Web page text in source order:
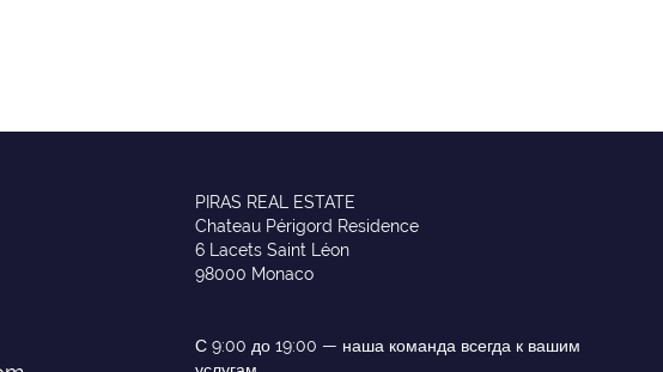
PIRAS REAL ESTATE
Chateau Périgord Residence
6 Lacets Saint Léon
98000 Monaco
С 9:00 до 19:00 — наша команда всегда к вашим